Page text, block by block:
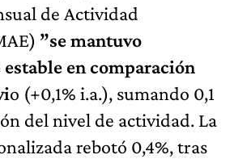
de Actividad
”se mantuvo
en comparación
o (+0,1% i.a.), sumando 0,1
del nivel de actividad. La
rebotó 0,4%, tras